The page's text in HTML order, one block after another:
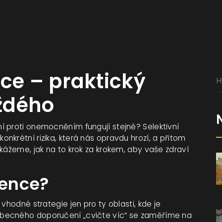
– praktický
proti onemocněním fungují stejně? Selektivní
rizika, která nás opravdu hrozí, a přitom
jak na to krok za krokem, aby vaše zdraví
strategie jen pro ty oblasti, kde je
doporučení „cvičte víc“ se zaměříme na